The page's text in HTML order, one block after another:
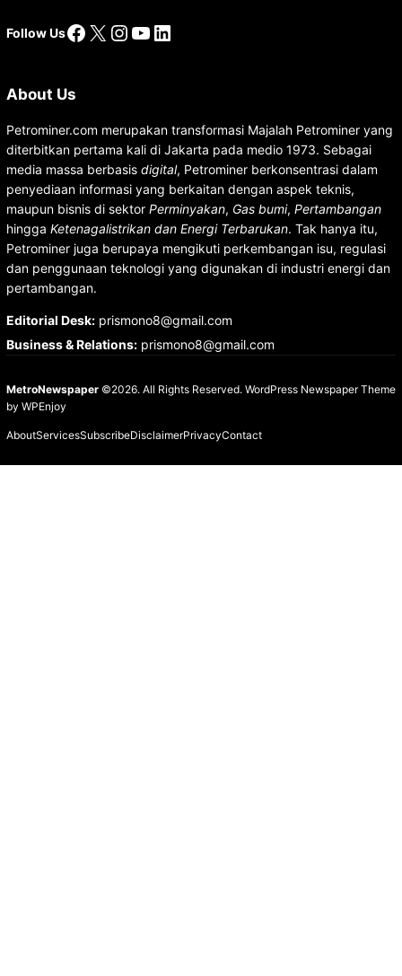
Follow UsFacebook
X Instagram
YouTube
LinkedIn
About Us
Petrominer.com merupakan transformasi Majalah Petrominer yang
diterbitkan pertama kali di Jakarta pada medio 1973. Sebagai
media massa berbasis digital, Petrominer berkonsentrasi dalam
penyediaan informasi yang berkaitan dengan aspek teknis,
maupun bisnis di sektor Perminyakan, Gas bumi, Pertambangan
hingga Ketenagalistrikan dan Energi Terbarukan. Tak hanya itu,
Petrominer juga berupaya mengikuti perkembangan isu, regulasi
dan penggunaan teknologi yang digunakan di industri energi dan
pertambangan.
Editorial Desk:prismono8@gmail.com
Business & Relations:prismono8@gmail.com
MetroNewspaper©2026. All Rights Reserved. WordPress Newspaper Theme
by WPEnjoy
AboutServicesSubscribeDisclaimerPrivacyContact